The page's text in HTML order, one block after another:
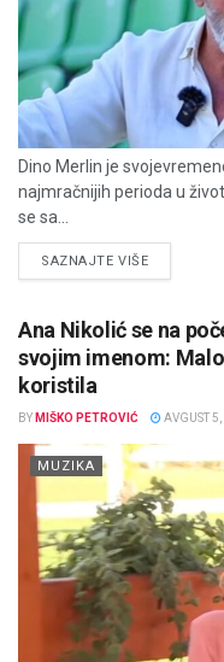
Dino Merlin je
najmračnijih perioda u
se sa...
SAZNAJTE VIŠEDETAILS
Ana Nikolić se na
svojim imenom:
koristila
BY MIŠKO PETROVIĆ AVGUST
MUZIKA